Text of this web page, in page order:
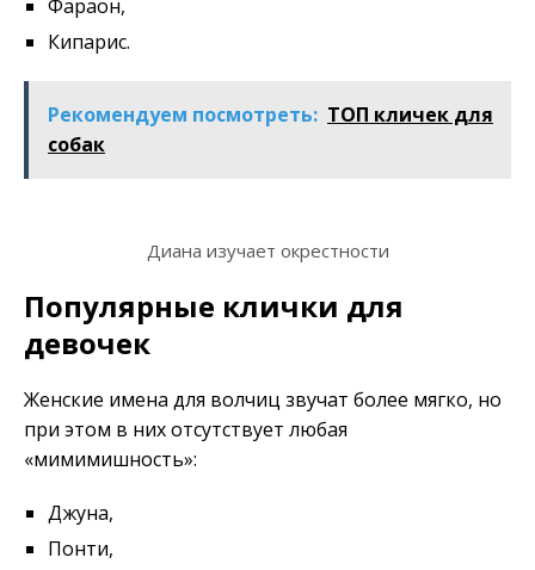
Фараон,
Кипарис.
Рекомендуем посмотреть: ТОП кличек для
собак
Диана изучает окрестности
Популярные клички для
девочек
Женские имена для волчиц звучат более мягко, но
при этом в них отсутствует любая
«мимимишность»:
Джуна,
Понти,